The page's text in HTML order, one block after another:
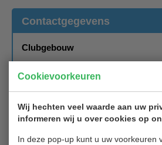
Cookievoorkeuren
Wij hechten veel waarde aan uw
informeren wij u over cookies op
In deze pop-up kunt u uw voorkeuren
Contactgegevens
Clubgebouw
Blaardorpseweg 1
2911 BC Nieuwerkerk aan de IJssel
Secretariaat
Secretariaat Golfclub Hitland